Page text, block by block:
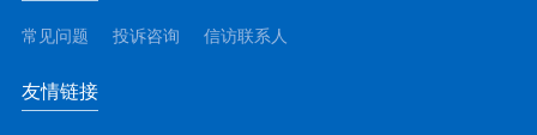
常见问题 投诉咨询 信访联系人
友情链接